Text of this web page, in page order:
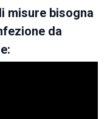
misure bisogna
da